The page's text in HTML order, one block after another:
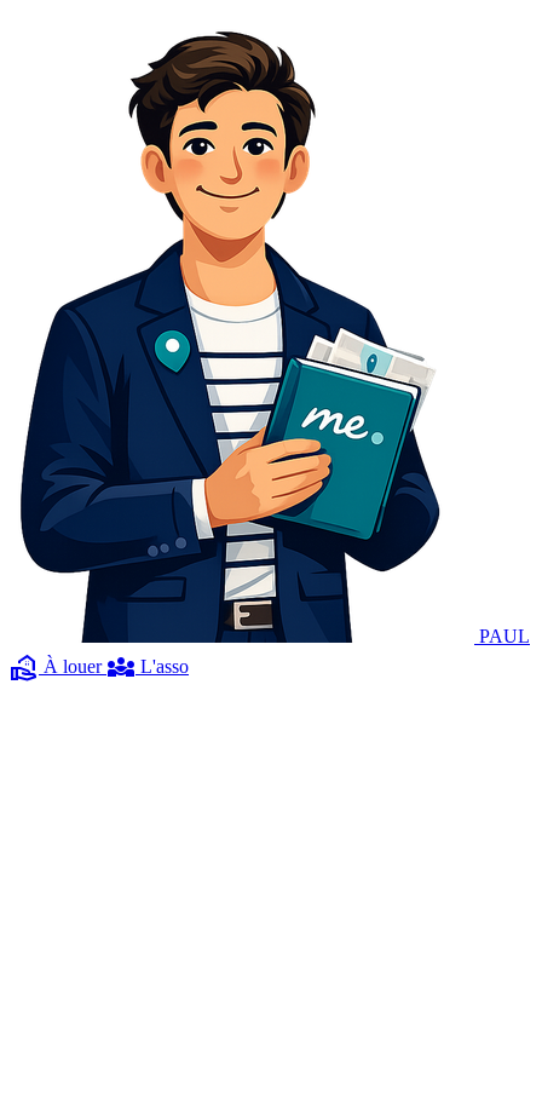
PAUL
real_estate_agent À louer diversity_3 L'asso